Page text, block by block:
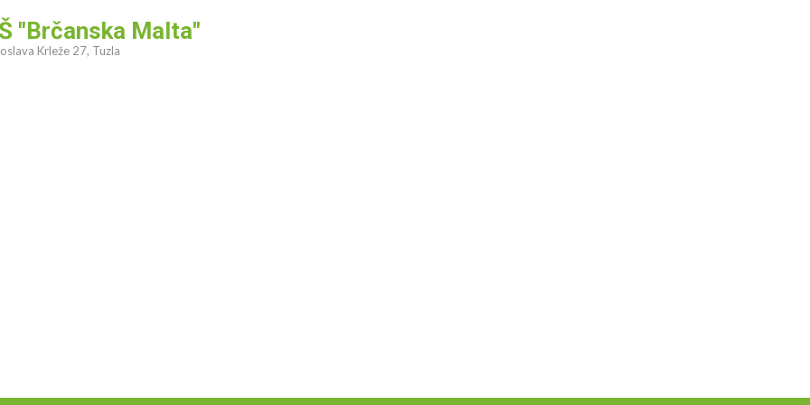
"Brčanska Malta"
Krleže 27, Tuzla